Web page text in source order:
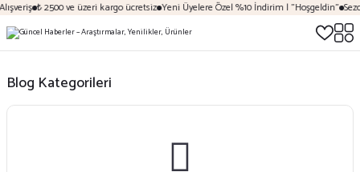
₺ 2500 ve üzeri kargo ücretsiz Yeni Üyelere Özel %10 İndirim | "Hoşgeldin"
Blog Kategorileri